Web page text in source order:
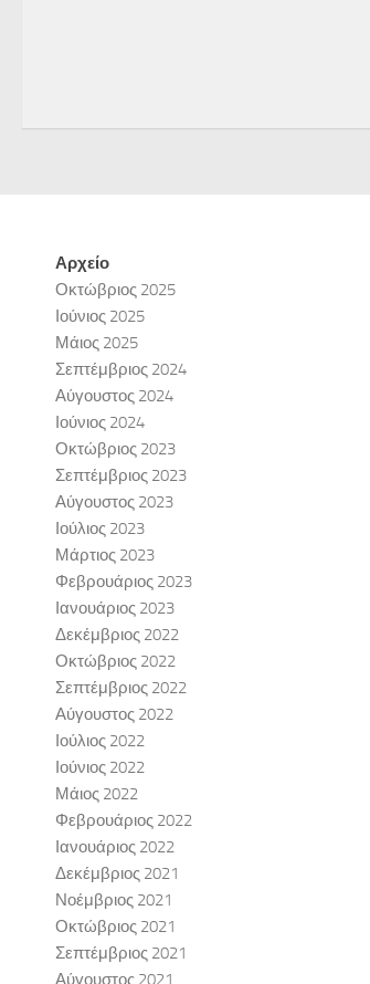
Αρχείο
Οκτώβριος 2025
Ιούνιος 2025
Μάιος 2025
Σεπτέμβριος 2024
Αύγουστος 2024
Ιούνιος 2024
Οκτώβριος 2023
Σεπτέμβριος 2023
Αύγουστος 2023
Ιούλιος 2023
Μάρτιος 2023
Φεβρουάριος 2023
Ιανουάριος 2023
Δεκέμβριος 2022
Οκτώβριος 2022
Σεπτέμβριος 2022
Αύγουστος 2022
Ιούλιος 2022
Ιούνιος 2022
Μάιος 2022
Φεβρουάριος 2022
Ιανουάριος 2022
Δεκέμβριος 2021
Νοέμβριος 2021
Οκτώβριος 2021
Σεπτέμβριος 2021
Αύγουστος 2021